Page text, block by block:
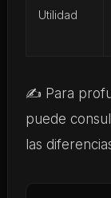
Utilidad
✍️ Para
puede
las